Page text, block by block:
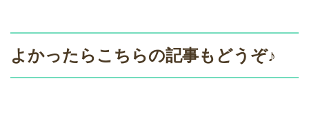
よかったらこちらの記事もどうぞ♪